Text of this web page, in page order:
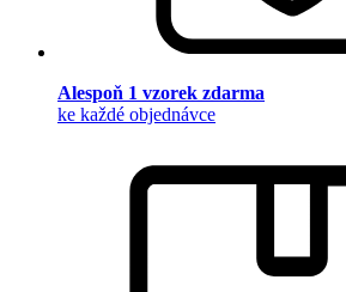
Alespoň 1 vzorek zdarma
ke každé objednávce